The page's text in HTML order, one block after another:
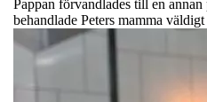
Pappan förvandlades till en
behandlade Peters mamma